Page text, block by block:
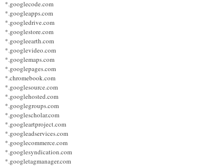
*.googlecode.com
*.googleapps.com
*.googledrive.com
*.googlestore.com
*.googleearth.com
*.googlevideo.com
*.googlemaps.com
*.googlepages.com
*.chromebook.com
*.googlesource.com
*.googlehosted.com
*.googlegroups.com
*.googlescholar.com
*.googleartproject.com
*.googleadservices.com
*.googlecommerce.com
*.googlesyndication.com
*.googletagmanager.com